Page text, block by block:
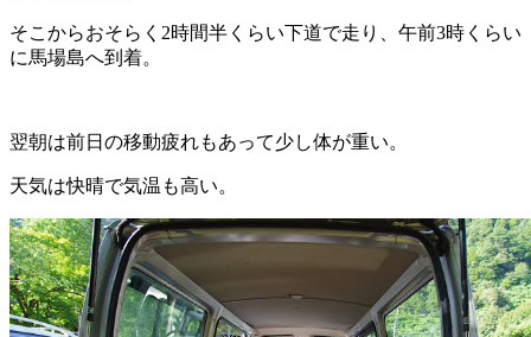
そこからおそらく2時間半くらい下道で走り、午前3時くらい
に馬場島へ到着。
翌朝は前日の移動疲れもあって少し体が重い。
天気は快晴で気温も高い。